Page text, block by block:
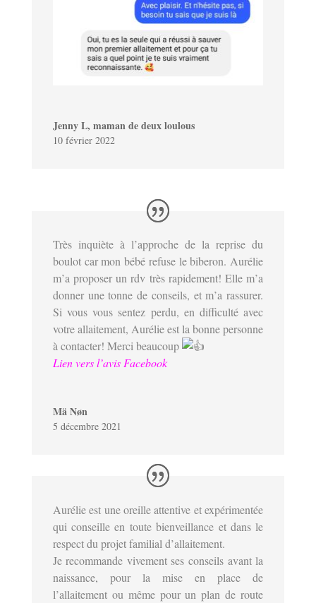
Jenny L, maman de deux loulous
10 février 2022
Très inquiète à l’approche de la reprise du
boulot car mon bébé refuse le biberon. Aurélie
m’a proposer un rdv très rapidement! Elle m’a
donner une tonne de conseils, et m’a rassurer.
Si vous vous sentez perdu, en difficulté avec
votre allaitement, Aurélie est la bonne personne
à contacter! Merci beaucoup
Lien vers l’avis Facebook
Mä Nøn
5 décembre 2021
Aurélie est une oreille attentive et expérimentée
qui conseille en toute bienveillance et dans le
respect du projet familial d’allaitement.
Je recommande vivement ses conseils avant la
naissance, pour la mise en place de
l’allaitement ou même pour un plan de route